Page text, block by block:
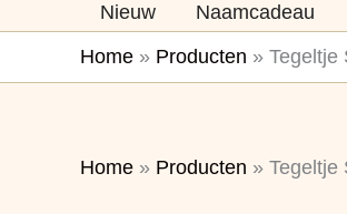
Nieuw Naamcadeau
Home » Producten » Tegeltje
Home » Producten » Tegeltje